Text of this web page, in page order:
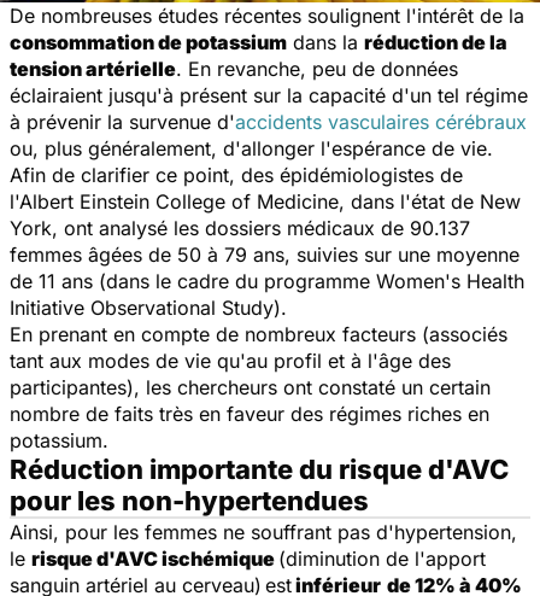
De nombreuses études récentes soulignent l'intérêt de la
consommation de potassium dans la réduction de la
tension artérielle. En revanche, peu de données
éclairaient jusqu'à présent sur la capacité d'un tel régime
à prévenir la survenue d'accidents vasculaires cérébraux
ou, plus généralement, d'allonger l'espérance de vie.
Afin de clarifier ce point, des épidémiologistes de
l'Albert Einstein College of Medicine, dans l'état de New
York, ont analysé les dossiers médicaux de 90.137
femmes âgées de 50 à 79 ans, suivies sur une moyenne
de 11 ans (dans le cadre du programme Women's Health
Initiative Observational Study).
En prenant en compte de nombreux facteurs (associés
tant aux modes de vie qu'au profil et à l'âge des
participantes), les chercheurs ont constaté un certain
nombre de faits très en faveur des régimes riches en
potassium.
Réduction importante du risque d'AVC
pour les non-hypertendues
Ainsi, pour les femmes ne souffrant pas d'hypertension,
le risque d'AVC ischémique (diminution de l'apport
sanguin artériel au cerveau) estinférieur de 12% à 40%